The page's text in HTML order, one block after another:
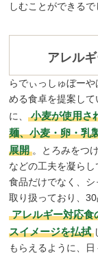
しむことができるで
アレル
らでぃっしゅぼー
める食卓を提案し
に、 小麦が使用さ
麺、小麦・卵・乳
展開 。とろみをつ
などの工夫を凝らし
食品だけでなく、
取り扱っており、
アレルギー対応食
スイメージを払拭
もらえるように、日